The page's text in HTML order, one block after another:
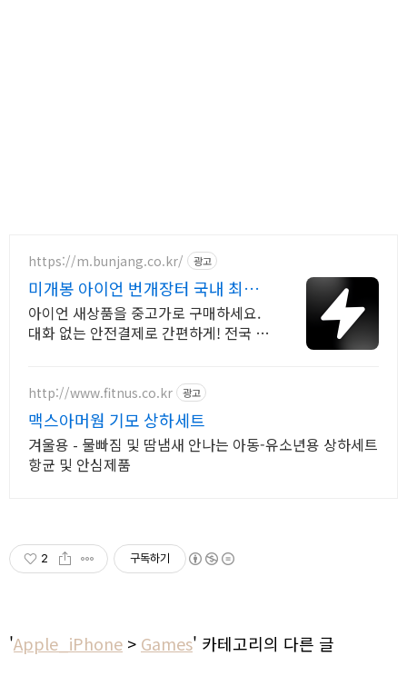
https://m.bunjang.co.kr/ 광고
미개봉 아이언 번개장터 국내 최대
브랜드 중고거래
아이언 새상품을 중고가로 구매하세요.
대화 없는 안전결제로 간편하게! 전국 각
http://www.fitnus.co.kr 광고
맥스아머웜 기모 상하세트
겨울용 - 물빠짐 및 땀냄새 안나는 아동-유소년용 상하세트
항균 및 안심제품
2 구독하기
'Apple_iPhone > Games' 카테고리의 다른 글